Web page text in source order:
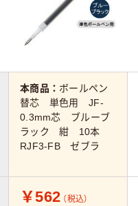
本商品： ボールペン
替芯 単色用 JF-
0.3mm芯 ブルーブ
ラック 紺 10本
RJF3-FB ゼブラ
￥562 （税込）